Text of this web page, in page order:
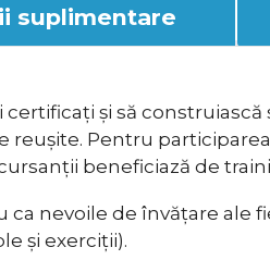
suplimentare
și să
Pentru
beneficiază de
nevoile de învățare ale
și exerciții).